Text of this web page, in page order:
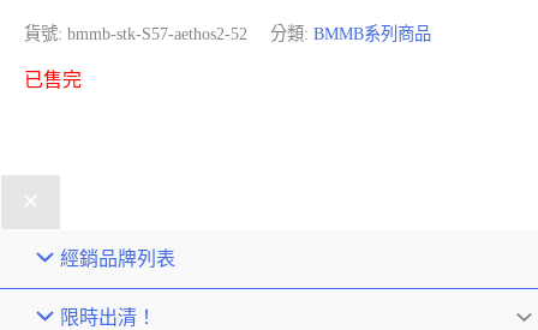
貨號: bmmb-stk-S57-aethos2-52 分類: BMMB系列商品
已售完
經銷品牌列表
限時出清！